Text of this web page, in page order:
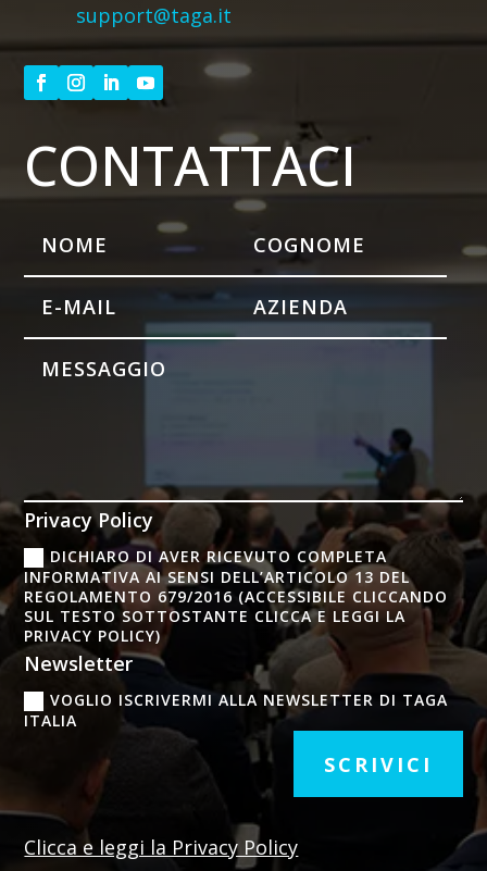
support@taga.it
CONTATTACI
Privacy Policy
DICHIARO DI AVER RICEVUTO COMPLETA
INFORMATIVA AI SENSI DELL’ARTICOLO 13 DEL
REGOLAMENTO 679/2016 (ACCESSIBILE CLICCANDO
SUL TESTO SOTTOSTANTE CLICCA E LEGGI LA
PRIVACY POLICY)
Newsletter
VOGLIO ISCRIVERMI ALLA NEWSLETTER DI TAGA
ITALIA
SCRIVICI
Clicca e leggi la Privacy Policy